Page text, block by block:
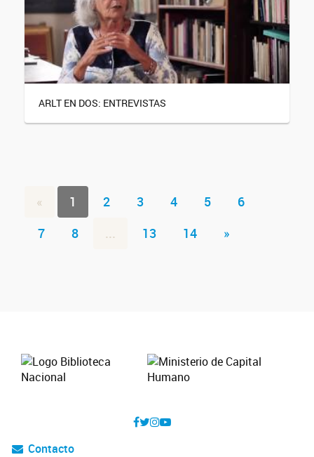
ARLT EN DOS: ENTREVISTAS
« 1 2 3 4 5
6
7
8 ... 13 14 »
Contacto